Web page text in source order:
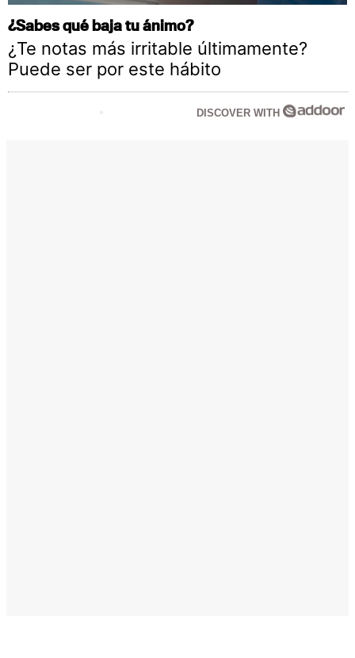
¿Sabes qué baja tu ánimo?
¿Te notas más irritable últimamente?
Puede ser por este hábito
DISCOVER WITH